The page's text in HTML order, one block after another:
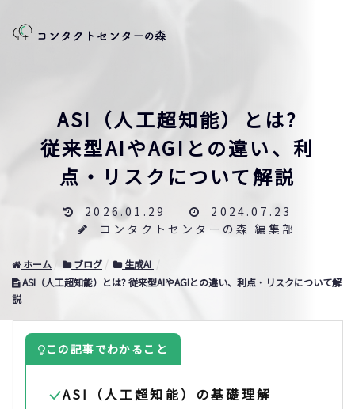
ASI（人工超知能）とは?
従来型AIやAGIとの違い、利
点・リスクについて解説
2026.01.29
2024.07.23
コンタクトセンターの森 編集部
ホーム ブログ
生成AI
ASI（人工超知能）とは? 従来型AIやAGIとの違い、利点・リスクについて解
説
この記事でわかること
ASI（人工超知能）の基礎理解